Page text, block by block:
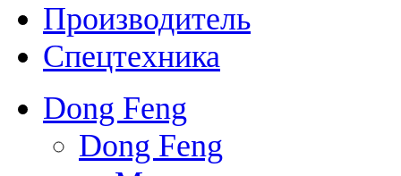
Производитель
Спецтехника
Dong Feng
Dong Feng